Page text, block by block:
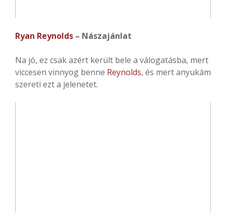
Ryan Reynolds – Nászajánlat
Na jó, ez csak azért került bele a válogatásba, mert
viccesen vinnyog benne Reynolds, és mert anyukám
szereti ezt a jelenetet.